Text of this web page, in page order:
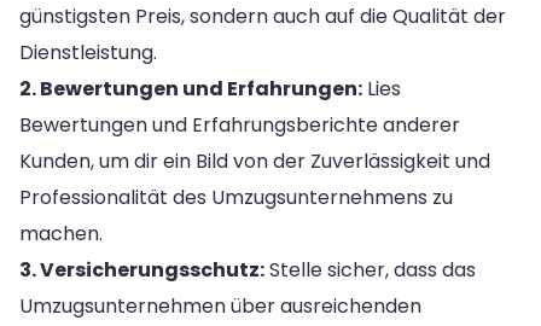
günstigsten Preis, sondern auch auf die Qualität der
Dienstleistung.
2. Bewertungen und Erfahrungen: Lies
Bewertungen und Erfahrungsberichte anderer
Kunden, um dir ein Bild von der Zuverlässigkeit und
Professionalität des Umzugsunternehmens zu
machen.
3. Versicherungsschutz:Stelle sicher, dass das
Umzugsunternehmen über ausreichenden